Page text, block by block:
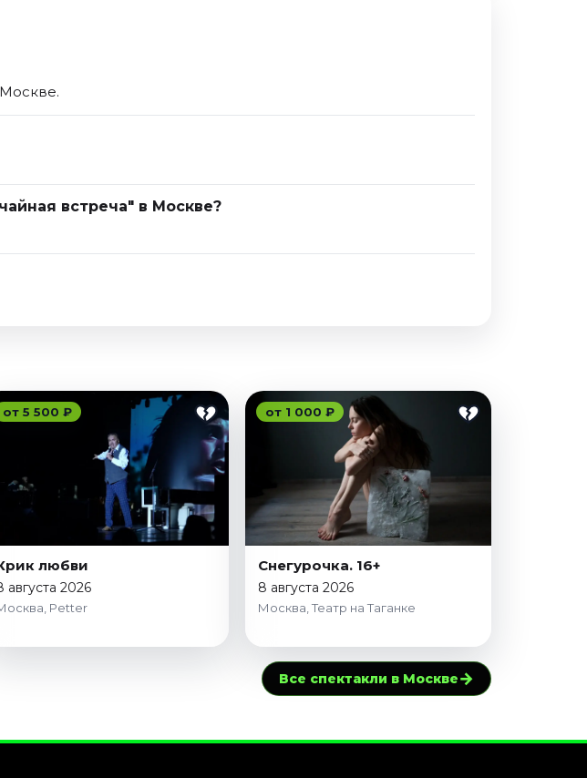
встреча" в Москве?
от 5 500 ₽
любви
августа 2026
Petter
от 1 000 ₽
Снегурочка. 16+
8 августа 2026
Москва, Театр на Таганке
Все спектакли в Москве→